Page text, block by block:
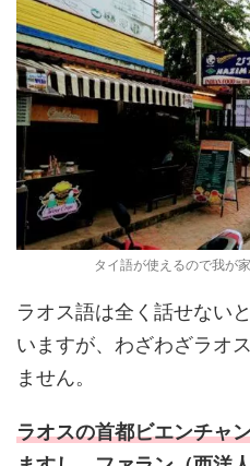
タイ語が使えるので我が
ラオス語は全く話せない
いますが、わざわざラオ
ません。
ラオスの首都ビエンチャ